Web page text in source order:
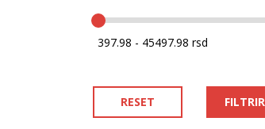
RESET